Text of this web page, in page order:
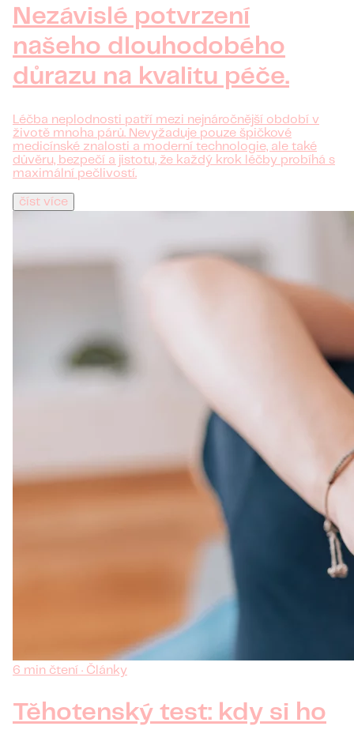
Nezávislé potvrzení
našeho dlouhodobého
důrazu na kvalitu péče.
Léčba neplodnosti patří mezi nejnáročnější období v
životě mnoha párů. Nevyžaduje pouze špičkové
medicínské znalosti a moderní technologie, ale také
důvěru, bezpečí a jistotu, že každý krok léčby probíhá s
maximální pečlivostí.
číst více
6 min čtení · Články
Těhotenský test: kdy si ho